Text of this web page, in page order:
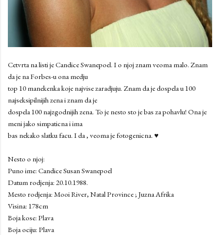
Cetvrta na listi je Candice Swanepoel. I o njoj znam veoma malo. Znam
da je na Forbes-u ona medju
top 10 manekenka koje najvise zaradjuju. Znam da je dospela u 100
najseksipilnijih zena i znam da je
dospela 100 najzgodnijih zena. To je nesto sto je bas za pohavlu! Ona je
meni jako simpaticna i ima
bas nekako slatku facu. I da , veoma je fotogenicna. ♥
Nesto o njoj:
Puno ime: Candice Susan Swanepoel
Datum rodjenja: 20.10.1988.
Mesto rodjenja: Mooi River, Natal Province ; Juzna Afrika
Visina: 178cm
Boja kose: Plava
Boja ociju: Plava